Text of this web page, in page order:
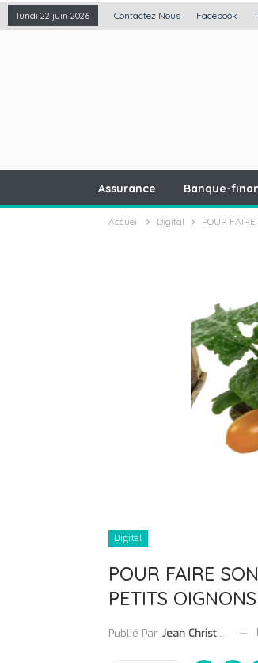
lundi 22 juin 2026 Contactez Nous Facebook
Assurance Banque-
Accueil Digital POUR
Digital
POUR FAIRE
PETITS OIGNONS
Publié Par Jean Christophe Collet